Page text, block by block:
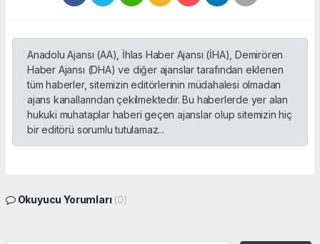
Anadolu Ajansı (AA), İhlas Haber Ajansı (İHA), Demirören
Haber Ajansı (DHA) ve diğer ajanslar tarafından eklenen
tüm haberler, sitemizin editörlerinin müdahalesi olmadan
ajans kanallarından çekilmektedir. Bu haberlerde yer alan
hukuki muhataplar haberi geçen ajanslar olup sitemizin hiç
bir editörü sorumlu tutulamaz...
Okuyucu Yorumları (0)